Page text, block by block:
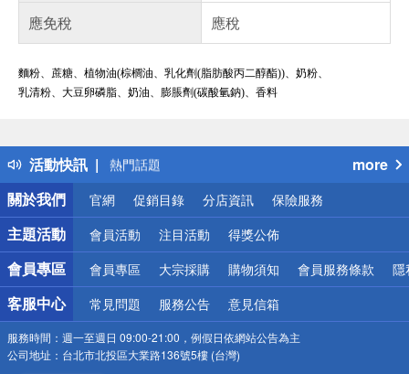
應免稅
應稅
麵粉、蔗糖、植物油(棕櫚油、乳化劑(脂肪酸丙二醇酯))、奶粉、
乳清粉、大豆卵磷脂、奶油、膨脹劑(碳酸氫鈉)、香料
活動快訊
得獎公告
熱門話題
銀行優惠
偏遠地區配送
詐騙網頁！請小心！
more
關於我們
官網 促銷目錄 分店資訊 保險服務
主題活動 會員活動 注目活動 得獎公佈
會員專區 會員專區 大宗採購 購物須知 會員服務條款 隱
客服中心 常見問題 服務公告 意見信箱
服務時間： 週一至週日 09:00-21:00，例假日依網站公告為主
公司地址： 台北市北投區大業路136號5樓 (台灣)